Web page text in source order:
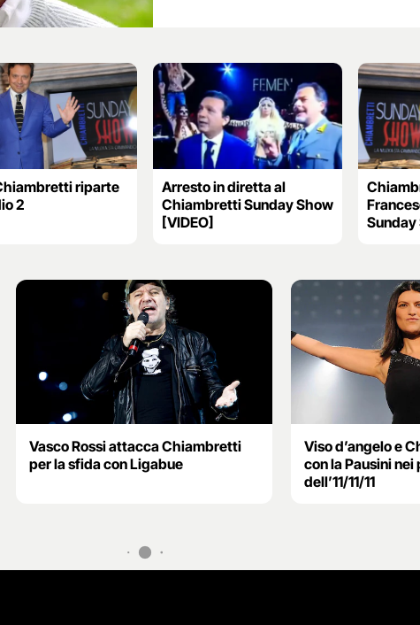
riparte
2
Arresto in diretta al
Chiambretti Sunday Show
[VIDEO]
Sunday
Vasco Rossi attacca Chiambretti
per la sfida con Ligabue
Viso d’angelo e
con la Pausini
dell’11/11/11